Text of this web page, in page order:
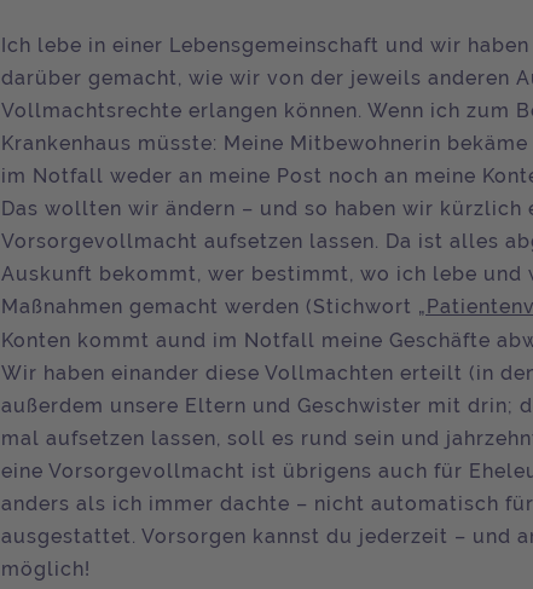
Ich lebe in einer Lebensgemeinschaft und wir
darüber gemacht, wie wir von der jeweils anderen
Vollmachtsrechte erlangen können. Wenn ich zum
Krankenhaus müsste: Meine Mitbewohnerin
im Notfall weder an meine Post noch an meine
Das wollten wir ändern – und so haben wir
Vorsorgevollmacht aufsetzen lassen. Da ist alles
Auskunft bekommt, wer bestimmt, wo ich lebe und
Maßnahmen gemacht werden (Stichwort
Konten kommt aund im Notfall meine Geschäfte
Wir haben einander diese Vollmachten erteilt (in
außerdem unsere Eltern und Geschwister mit drin;
mal aufsetzen lassen, soll es rund sein und
eine Vorsorgevollmacht ist übrigens auch für
anders als ich immer dachte – nicht automatisch
ausgestattet. Vorsorgen kannst du jederzeit – und
möglich!